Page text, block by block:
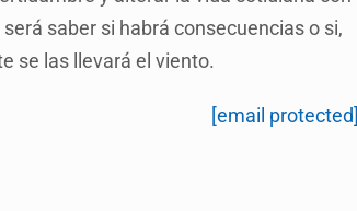
saber si habrá consecuencias o si,
se las llevará el viento.
[email protected]